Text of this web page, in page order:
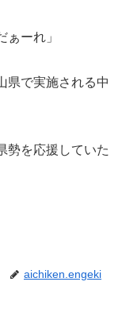
ぁーれ」
県で実施される中
勢を応援していた
aichiken.engeki